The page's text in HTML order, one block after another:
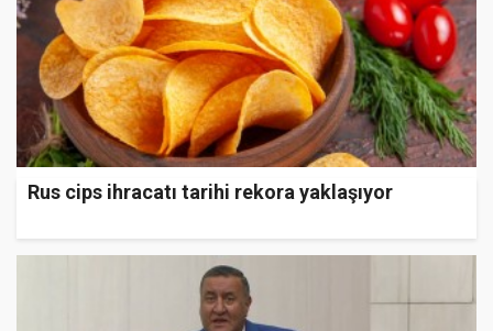
Rus cips ihracatı tarihi rekora yaklaşıyor